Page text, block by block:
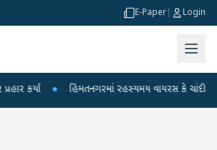
E-Paper Login
● હિંમતનગરમાં રહસ્યમય વાયરસ કે ચાંદીપુરા? 6